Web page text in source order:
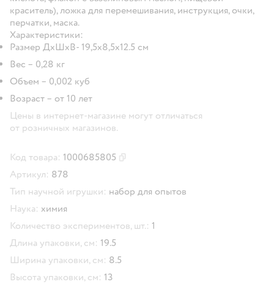
краситель), ложка для перемешивания, инструкция, очки,
перчатки, маска.
Характеристики:
Размер ДхШхВ- 19,5х8,5х12.5 см
Вес – 0,28 кг
Объем – 0,002 куб
Возраст – от 10 лет
Цены в интернет-магазине могут отличаться
от розничных магазинов.
Код товара: 1000685805
Артикул: 878
Тип научной игрушки: набор для опытов
Наука: химия
Количество экспериментов, шт.: 1
Длина упаковки, см: 19.5
Ширина упаковки, см: 8.5
Высота упаковки, см: 13